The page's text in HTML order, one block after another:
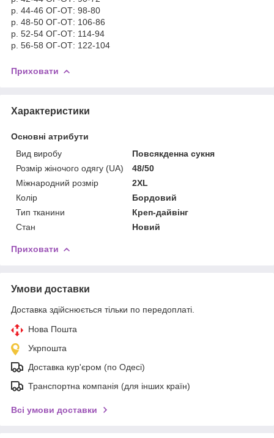
р. 44-46 ОГ-ОТ: 98-80
р. 48-50 ОГ-ОТ: 106-86
р. 52-54 ОГ-ОТ: 114-94
р. 56-58 ОГ-ОТ: 122-104
Приховати
Характеристики
Основні атрибути
Вид виробу
Повсякденна сукня
Розмір жіночого одягу (UA)
48/50
Міжнародний розмір
2XL
Колір
Бордовий
Тип тканини
Креп-дайвінг
Стан
Новий
Приховати
Умови доставки
Доставка здійснюється тільки по передоплаті.
Нова Пошта
Укрпошта
Доставка кур'єром (по Одесі)
Транспортна компанія (для інших країн)
Всі умови доставки